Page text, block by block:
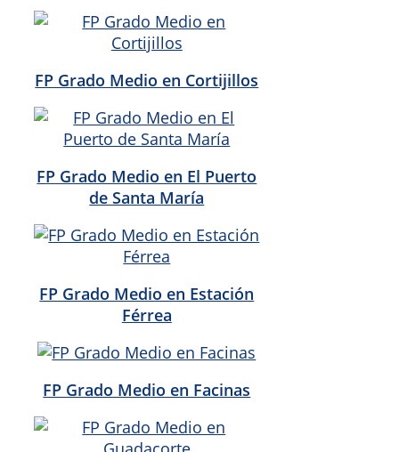
FP Grado Medio en Cortijillos
FP Grado Medio en El Puerto
de Santa María
FP Grado Medio en Estación
Férrea
FP Grado Medio en Facinas